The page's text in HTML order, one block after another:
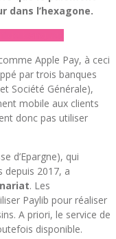
dans l’hexagone.
Apple Pay, à ceci
par trois banques
Société Générale),
mobile aux clients
donc pas utiliser
d’Epargne), qui
depuis 2017, a
. Les
Paylib pour réaliser
A priori, le service de
disponible.